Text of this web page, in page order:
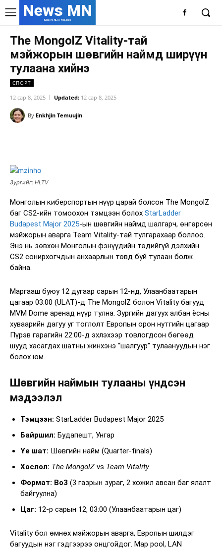
News MN
Монголын Мэдээ
The MongolZ Vitality-тай
мэйжорын шөвгийн наймд ширүүн
тулаана хийнэ
СПОРТ
12 сар 8, 2025 Updated: 12 сар 8, 2025
By Enkhjin Temuujin
Зургийг: HLTV
Монголын киберспортын нүүр царай болсон The MongolZ
баг CS2-ийн томоохон тэмцээн болох StarLadder
Budapest Major 2025-ын шөвгийн наймд шалгарч, өнгөрсөн
мэйжорын аварга Team Vitality-тай тулгарахаар боллоо.
Энэ нь зөвхөн Монголын фэнүүдийн төдийгүй дэлхийн
CS2 сонирхогчдын анхаарлын төвд буй тулаан болж
байна.
Маргааш буюу 12 дугаар сарын 12-нд, Улаанбаатарын
цагаар 03:00 (ULAT)-д The MongolZ болон Vitality багууд
MVM Dome аренад нүүр тулна. Зургийн дагуух албан ёсны
хуваарийн дагуу уг тоглолт Европын орон нутгийн цагаар
Пүрэв гарагийн 22:00-д эхлэхээр товлогдсон бөгөөд
шууд хасагдах шатны жинхэнэ “шалгуур” тулаануудын нэг
болох юм.
Шөвгийн наймын тулааны үндсэн
мэдээлэл
Тэмцээн: StarLadder Budapest Major 2025
Байршил: Будапешт, Унгар
Үе шат: Шөвгийн найм (Quarter-finals)
Хослол: The MongolZ vs Team Vitality
Формат: Bo3 (3 газрын зураг, 2 хожил авсан баг ялалт
байгуулна)
Цаг: 12-р сарын 12, 03:00 (Улаанбаатарын цаг)
Vitality бол өмнөх мэйжорын аварга, Европын шилдэг
багуудын нэг гэдгээрээ онцгойдог. Map pool, LAN